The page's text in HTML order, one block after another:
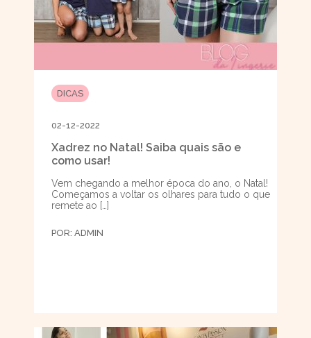
DICAS
02-12-2022
Xadrez no Natal! Saiba quais são e
como usar!
Vem chegando a melhor época do ano, o Natal!
Começamos a voltar os olhares para tudo o que
remete ao […]
POR: ADMIN